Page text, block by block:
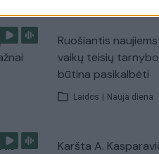
Ruošiantis
vaikų teisių
būtina pasikalbėti
Laidos | Nauja diena
Karšta A.